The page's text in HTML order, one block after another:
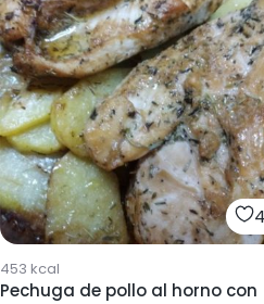
453 kcal
Pechuga de pollo al horno con